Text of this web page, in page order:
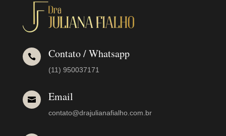
 Contato / Whatsapp
(11) 950037171
 Email
contato@drajulianafialho.com.br